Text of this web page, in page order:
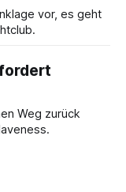
vor, es geht
Weg zurück